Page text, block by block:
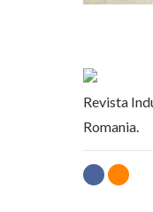
Revista
Romania.